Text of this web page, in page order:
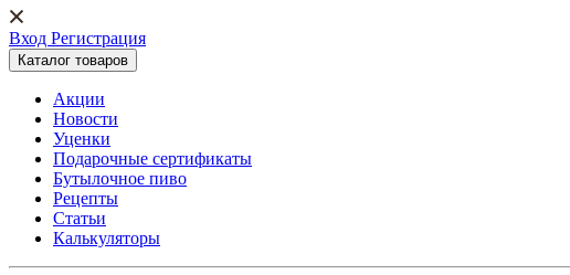
Вход Регистрация
Каталог товаров
Акции
Новости
Уценки
Подарочные сертификаты
Бутылочное пиво
Рецепты
Статьи
Калькуляторы